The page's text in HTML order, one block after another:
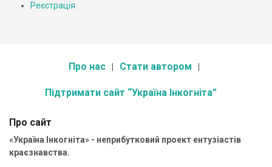
Реєстрація
Про нас Стати автором
Підтримати сайт “Україна Інкогніта”
Про сайт
«Україна Інкогніта» - неприбутковий проект ентузіастів
краєзнавства.